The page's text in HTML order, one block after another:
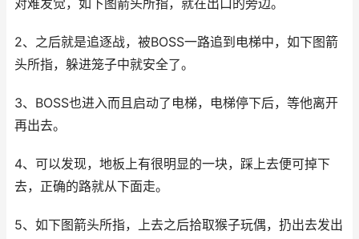
对难发觉，如下图箭头所指，就在出口的旁边。
2、之后就是追逐战，被BOSS一路追到电梯中，如下图箭
头所指，躲进笼子中就安全了。
3、BOSS也进入而且启动了电梯，电梯停下后，等他离开
再出去。
4、可以发现，地板上有很明显的一块，踩上去便可掉下
去，正确的路就从下面走。
5、如下图箭头所指，上去之后拾取猴子玩偶，扔出去发出